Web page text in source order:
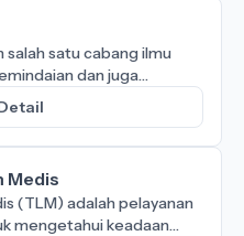
salah satu cabang ilmu
dan juga
dengan
gelombang
Medis
(TLM) adalah pelayanan
mengetahui keadaan